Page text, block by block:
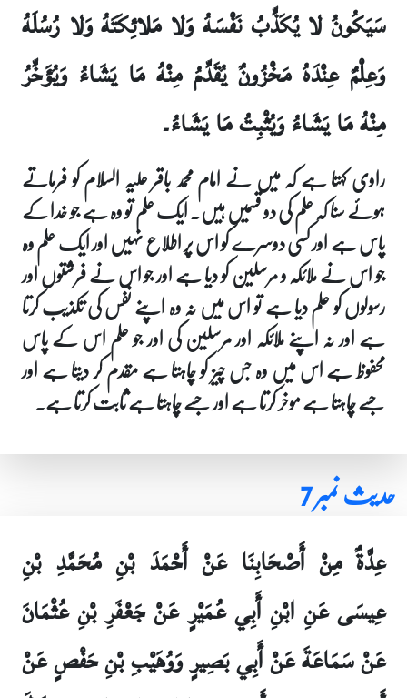
سَيَكُونُ لا يُكَذِّبُ نَفْسَهُ وَلا مَلائِكَتَهُ وَلا رُسُلَهُ
وَعِلْمٌ عِنْدَهُ مَخْزُونٌ يُقَدِّمُ مِنْهُ مَا يَشَاءُ وَيُؤَخِّرُ
مِنْهُ مَا يَشَاءُ وَيُثْبِتُ مَا يَشَاءُ۔
راوی کہتا ہے کہ میں نے امام محمد باقر علیہ السلام کو فرماتے
ہوئے سنا کہ علم کی دو قسمیں ہیں۔ ایک علم تو وہ ہے جو خدا کے
پاس ہے اور کسی دوسرے کو اس پر اطلاع نہیں اور ایک علم وہ
جو اس نے ملائکہ و مرسلین کو دیا ہے اور جو اس نے فرشتوں اور
رسولوں کو علم دیا ہے تو اس میں نہ وہ اپنے نفس کی تکذیب کرتا
ہے اور نہ اپنے ملائکہ اور مرسلین کی اور جو علم اس کے پاس
محفوظ ہے اس میں وہ جس چیز کو چاہتا ہے مقدم کر دیتا ہے اور
جسے چاہتا ہے موخر کرتا ہے اور جسے چاہتا ہے ثابت کرتا ہے۔
حدیث نمبر 7
عِدَّةٌ مِنْ أَصْحَابِنَا عَنْ أَحْمَدَ بْنِ مُحَمَّدِ بْنِ
عِيسَى عَنِ ابْنِ أَبِي عُمَيْرٍ عَنْ جَعْفَرِ بْنِ عُثْمَانَ
عَنْ سَمَاعَةَ عَنْ أَبِي بَصِيرٍ وَوُهَيْبِ بْنِ حَفْصٍ عَنْ